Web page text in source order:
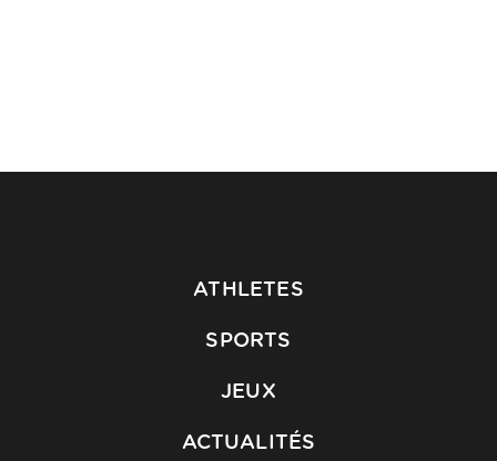
ATHLETES
SPORTS
JEUX
ACTUALITÉS